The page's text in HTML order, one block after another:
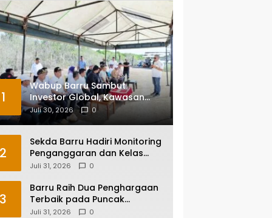
1
Wabup Barru Sambut
Investor Global, Kawasan
Industri Siawung Dibidik untuk
Hilirisasi Bawang Putih
Juli 30, 2026 0
2
Sekda Barru Hadiri Monitoring
Penganggaran dan Kelas
Konsultasi JKN 2026 Bersama
Juli 31, 2026 0
3
Barru Raih Dua Penghargaan
Terbaik pada Puncak
Harganas ke-33 Tingkat
Juli 31, 2026 0